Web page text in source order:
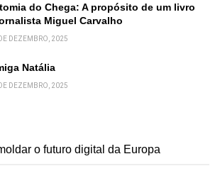
do Chega: A propósito de um livro
Miguel Carvalho
DEZEMBRO, 2025
Natália
DEZEMBRO, 2025
o futuro digital da Europa